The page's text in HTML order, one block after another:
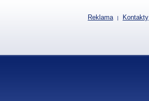
Reklama | Kontakty